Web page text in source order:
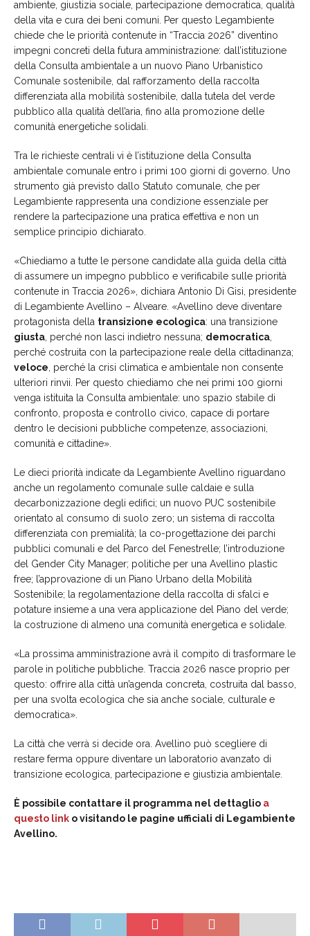
ambiente, giustizia sociale, partecipazione democratica, qualità
della vita e cura dei beni comuni. Per questo Legambiente
chiede che le priorità contenute in “Traccia 2026” diventino
impegni concreti della futura amministrazione: dall’istituzione
della Consulta ambientale a un nuovo Piano Urbanistico
Comunale sostenibile, dal rafforzamento della raccolta
differenziata alla mobilità sostenibile, dalla tutela del verde
pubblico alla qualità dell’aria, fino alla promozione delle
comunità energetiche solidali.
Tra le richieste centrali vi è l’istituzione della Consulta
ambientale comunale entro i primi 100 giorni di governo. Uno
strumento già previsto dallo Statuto comunale, che per
Legambiente rappresenta una condizione essenziale per
rendere la partecipazione una pratica effettiva e non un
semplice principio dichiarato.
«Chiediamo a tutte le persone candidate alla guida della città
di assumere un impegno pubblico e verificabile sulle priorità
contenute in Traccia 2026», dichiara Antonio Di Gisi, presidente
di Legambiente Avellino – Alveare. «Avellino deve diventare
protagonista della transizione ecologica: una transizione
giusta , perché non lasci indietro nessuna; democratica
perché costruita con la partecipazione reale della cittadinanza;
veloce , perché la crisi climatica e ambientale non consente
ulteriori rinvii. Per questo chiediamo che nei primi 100 giorni
venga istituita la Consulta ambientale: uno spazio stabile di
confronto, proposta e controllo civico, capace di portare
dentro le decisioni pubbliche competenze, associazioni,
comunità e cittadine».
Le dieci priorità indicate da Legambiente Avellino riguardano
anche un regolamento comunale sulle caldaie e sulla
decarbonizzazione degli edifici; un nuovo PUC sostenibile
orientato al consumo di suolo zero; un sistema di raccolta
differenziata con premialità; la co-progettazione dei parchi
pubblici comunali e del Parco del Fenestrelle; l’introduzione
del Gender City Manager; politiche per una Avellino plastic
free; l’approvazione di un Piano Urbano della Mobilità
Sostenibile; la regolamentazione della raccolta di sfalci e
potature insieme a una vera applicazione del Piano del verde;
la costruzione di almeno una comunità energetica e solidale.
«La prossima amministrazione avrà il compito di trasformare le
parole in politiche pubbliche. Traccia 2026 nasce proprio per
questo: offrire alla città un’agenda concreta, costruita dal basso,
per una svolta ecologica che sia anche sociale, culturale e
democratica».
La città che verrà si decide ora. Avellino può scegliere di
restare ferma oppure diventare un laboratorio avanzato di
transizione ecologica, partecipazione e giustizia ambientale.
È possibile contattare il programma nel dettaglio a
questo link o visitando le pagine ufficiali di Legambiente
Avellino.